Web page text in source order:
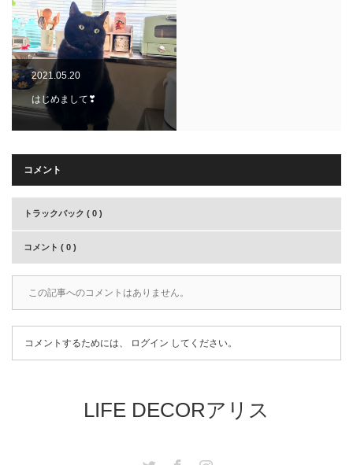
2021.05.20
はじめまして❣
コメント
トラックバック ( 0 )
コメント ( 0 )
この記事へのコメントはありません。
コメントするためには、 ログイン してください。
LIFE DECORアリス
Twitter Facebook